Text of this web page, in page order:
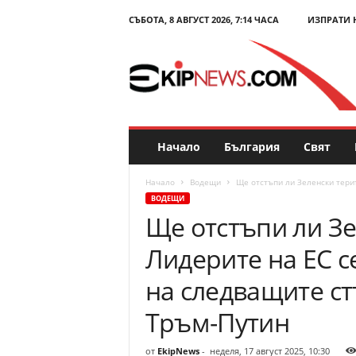
СЪБОТА, 8 АВГУСТ 2026, 7:14 ЧАСА ИЗПРАТИ
E
p
N
Начало България Свят
Начало Водещи Ще отстъпи ли Зеленски
ВОДЕЩИ
Ще отстъпи ли
Лидерите на ЕС
на следващите
Тръм-Путин
от EkipNews- неделя, 17 август 2025, 10:30